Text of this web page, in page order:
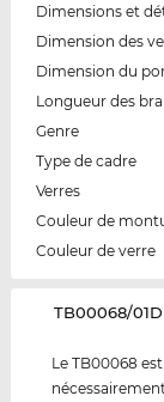
Dimensions et
Dimension des
Dimension du
Longueur des
Genre
Type de cadre
Verres
Couleur de
Couleur de verre
‌TB00068/
Le TB00068